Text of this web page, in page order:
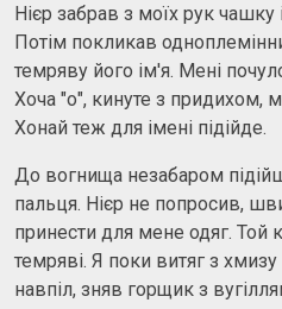
Нієр забрав з моїх рук чашку
Потім покликав
темряву його ім'я. Мені
Хоча "о", кинуте з придихом,
Хонай теж для імені підійде.
До вогнища незабаром
пальця. Нієр не попросив,
принести для мене одяг. Той
темряві. Я поки витяг з
навпіл, зняв горщик з